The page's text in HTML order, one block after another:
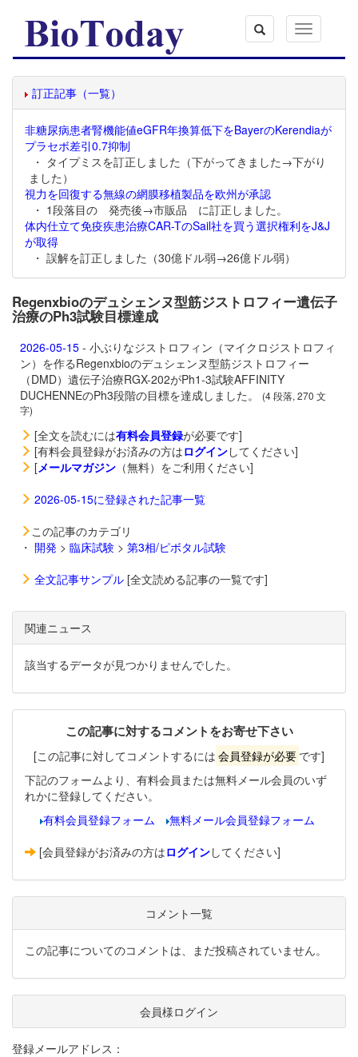
Toggle
navigation
訂正記事（一覧）
非糖尿病患者腎機能値eGFR年換算低下をBayerのKerendiaが
プラセボ差引0.7抑制
・ タイプミスを訂正しました（下がってきました→下がり
ました）
視力を回復する無線の網膜移植製品を欧州が承認
・ 1段落目の 発売後→市販品 に訂正しました。
体内仕立て免疫疾患治療CAR-TのSail社を買う選択権利をJ&J
が取得
・ 誤解を訂正しました（30億ドル弱→26億ドル弱）
Regenxbioのデュシェンヌ型筋ジストロフィー遺伝子
治療のPh3試験目標達成
2026-05-15 - 小ぶりなジストロフィン（マイクロジストロフィ
ン）を作るRegenxbioのデュシェンヌ型筋ジストロフィー
（DMD）遺伝子治療RGX-202がPh1-3試験AFFINITY
DUCHENNEのPh3段階の目標を達成しました。
(4 段落, 270 文
字)
[全文を読むには有料会員登録が必要です]
[有料会員登録がお済みの方はログインしてください]
[メールマガジン （無料）をご利用ください]
2026-05-15に登録された記事一覧
この記事のカテゴリ
・ 開発 > 臨床試験 > 第3相/ピボタル試験
全文記事サンプル [全文読める記事の一覧です]
関連ニュース
該当するデータが見つかりませんでした。
この記事に対するコメントをお寄せ下さい
[この記事に対してコメントするには 会員登録が必要 です]
下記のフォームより、有料会員または無料メール会員のいず
れかに登録してください。
有料会員登録フォーム
無料メール会員登録フォーム
[会員登録がお済みの方はログインしてください]
コメント一覧
この記事についてのコメントは、まだ投稿されていません。
会員様ログイン
登録メールアドレス：